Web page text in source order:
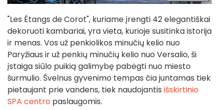
"Les Étangs de Corot", kuriame įrengti 42 elegantiškai
dekoruoti kambariai, yra vieta, kurioje susitinka istorija
ir menas. Vos už penkiolikos minučių kelio nuo
Paryžiaus ir už penkių minučių kelio nuo Versalio, ši
įstaiga siūlo puikią galimybę pabėgti nuo miesto
šurmulio. Švelnus gyvenimo tempas čia juntamas tiek
pietaujant prie vandens, tiek naudojantis išskirtinio
SPA centro paslaugomis.